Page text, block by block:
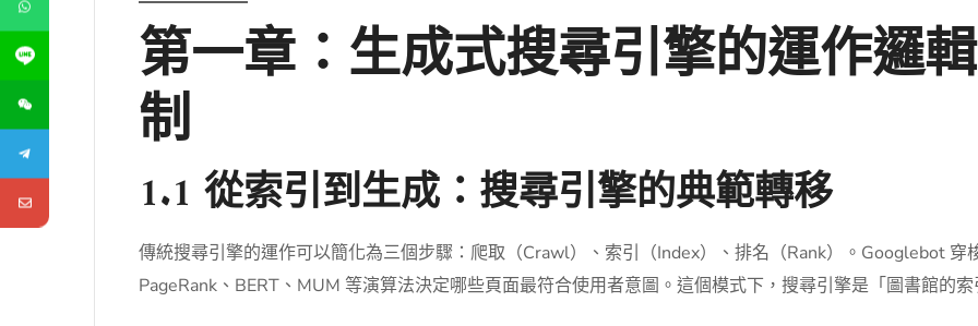
第一章：生成式搜尋引擎的運作邏
制
1.1 從索引到生成：搜尋引擎的典範轉移
傳統搜尋引擎的運作可以簡化為三個步驟：爬取（Crawl）、索引（Index）、排名（Rank）。Googlebot
PageRank、BERT、MUM 等演算法決定哪些頁面最符合使用者意圖。這個模式下，搜尋引擎是「圖書館的